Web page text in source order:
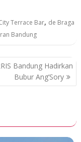
Terrace Bar, de Braga
Bandung
Bandung Hadirkan
Bubur Ang’Sory